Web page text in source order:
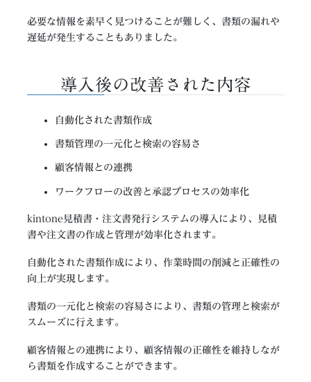
必要な情報を素早く見つけることが難しく、書類の漏れや
遅延が発生することもありました​。
導入後の改善された内容​
自動化された書類作成​​
書類管理の一元化と検索の容易さ​​
​顧客情報との連携​
ワークフローの改善と承認プロセスの効率化​
kintone見積書・注文書発行システムの導入により、見積
書や注文書の作成と管理が効率化されます​。
自動化された書類作成により、作業時間の削減と正確性の
向上が実現します​。
書類の一元化と検索の容易さにより、書類の管理と検索が
スムーズに行えます​。
顧客情報との連携により、顧客情報の正確性を維持しなが
ら書類を作成することができます​。